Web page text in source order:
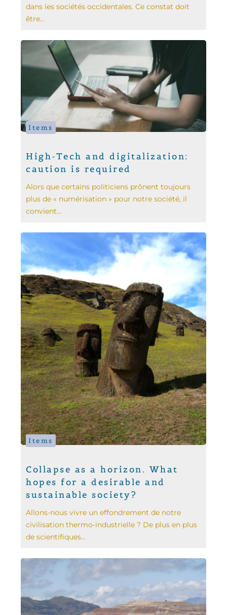
dans les sociétés occidentales. Ce constat doit
être...
Items
High-Tech and digitalization:
caution is required
Alors que certains politiciens prônent toujours
plus de « numérisation » pour notre société, il
convient...
Items
Collapse as a horizon. What
hopes for a desirable and
sustainable society?
Allons-nous vivre un effondrement de notre
civilisation thermo-industrielle ? De plus en plus
de scientifiques...